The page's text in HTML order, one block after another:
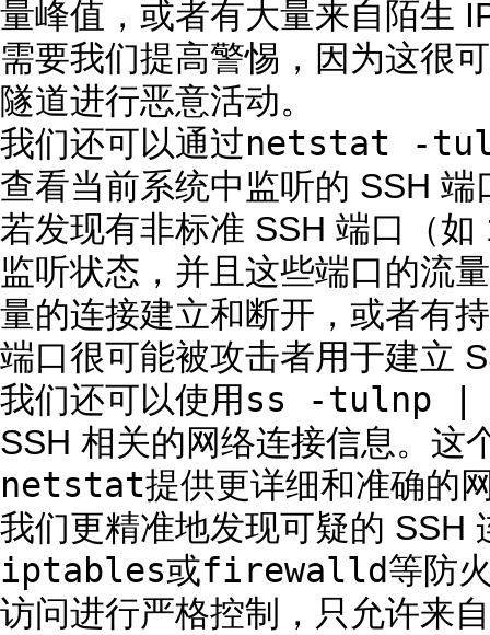
量峰值，或者有大量来自陌生
需要我们提高警惕，因为这很
隧道进行恶意活动。
我们还可以通过netstat -
查看当前系统中监听的 SSH
若发现有非标准 SSH 端口（
监听状态，并且这些端口的流
量的连接建立和断开，或者有
端口很可能被攻击者用于建立
我们还可以使用 ss -tulnp |
SSH 相关的网络连接信息。这
netstat提供更详细和准确的
我们更精准地发现可疑的 SSH
iptables或firewalld等防
访问进行严格控制，只允许来